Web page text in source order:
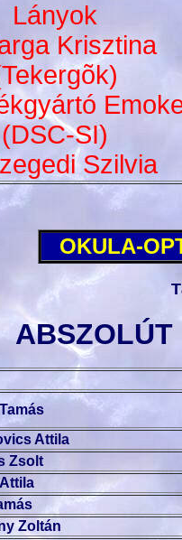
Lányok
Krisztina
(DSC-SI)
Szilvia
OKULA-
ABSZOLÚT
Attila
Zsolt
Zoltán